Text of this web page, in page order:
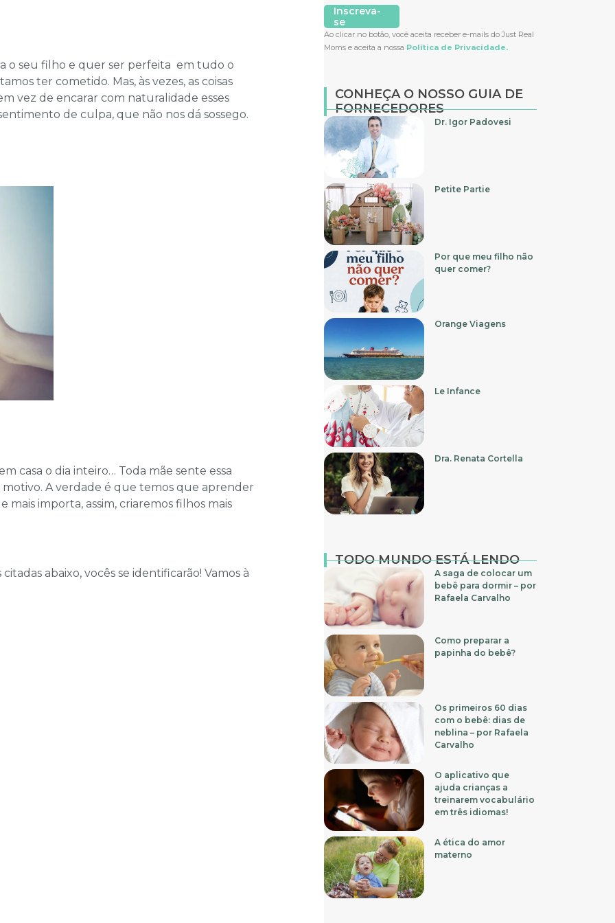
o seu filho e quer ser perfeita em tudo o
ter cometido. Mas, às vezes, as coisas
vez de encarar com naturalidade esses
de culpa, que não nos dá sossego.
casa o dia inteiro… Toda mãe sente essa
A verdade é que temos que aprender
importa, assim, criaremos filhos mais
abaixo, vocês se identificarão! Vamos à
Inscreva-
se
Ao clicar no botão, você aceita receber e-mails do Just Real
Moms e aceita a nossa Política de Privacidade.
CONHEÇA O NOSSO GUIA DE
FORNECEDORES
Dr. Igor Padovesi
Petite Partie
Por que meu filho não
quer comer?
Orange Viagens
Le Infance
Dra. Renata Cortella
TODO MUNDO ESTÁ LENDO
A saga de colocar um
bebê para dormir – por
Rafaela Carvalho
Como preparar a
papinha do bebê?
Os primeiros 60 dias
com o bebê: dias de
neblina – por Rafaela
Carvalho
O aplicativo que
ajuda crianças a
treinarem vocabulário
em três idiomas!
A ética do amor
materno